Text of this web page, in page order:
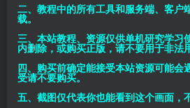
二、教程中的所有工具和服务端、客户
载。
三、本站教程、资源仅供单机研究学习
内删除，或购买正版，请不要用于非法
四、购买前确定能接受本站资源可能会
受请不要购买。
五、截图仅代表你也能看到这个画面，